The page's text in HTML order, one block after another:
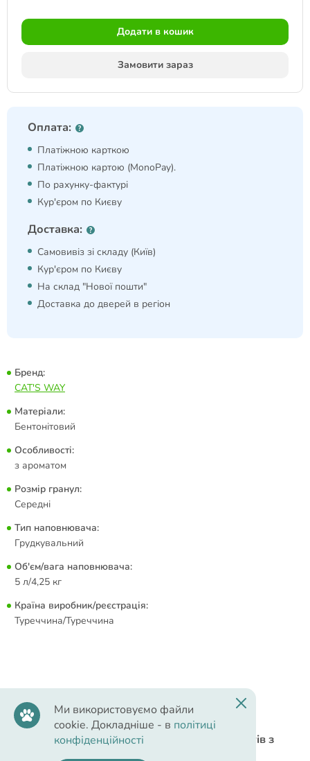
Додати в кошик
Замовити зараз
Оплата:
Платіжною карткою
Платіжною картою (MonoPay).
По рахунку-фактурі
Кур'єром по Києву
Доставка:
Самовивіз зі складу (Київ)
Кур'єром по Києву
На склад "Нової пошти"
Доставка до дверей в регіон
Бренд:
CAT'S WAY
Матеріали:
Бентонітовий
Особливості:
з ароматом
Розмір гранул:
Середні
Тип наповнювача:
Грудкувальний
Об'єм/вага наповнювача:
5 л/4,25 кг
Країна виробник/реєстрація:
Туреччина/Туреччина
Опис
CAT'S WAY бентонітовий наповнювач для котів з
Ми використовуємо файли
cookie. Докладніше - в політиці
конфіденційності